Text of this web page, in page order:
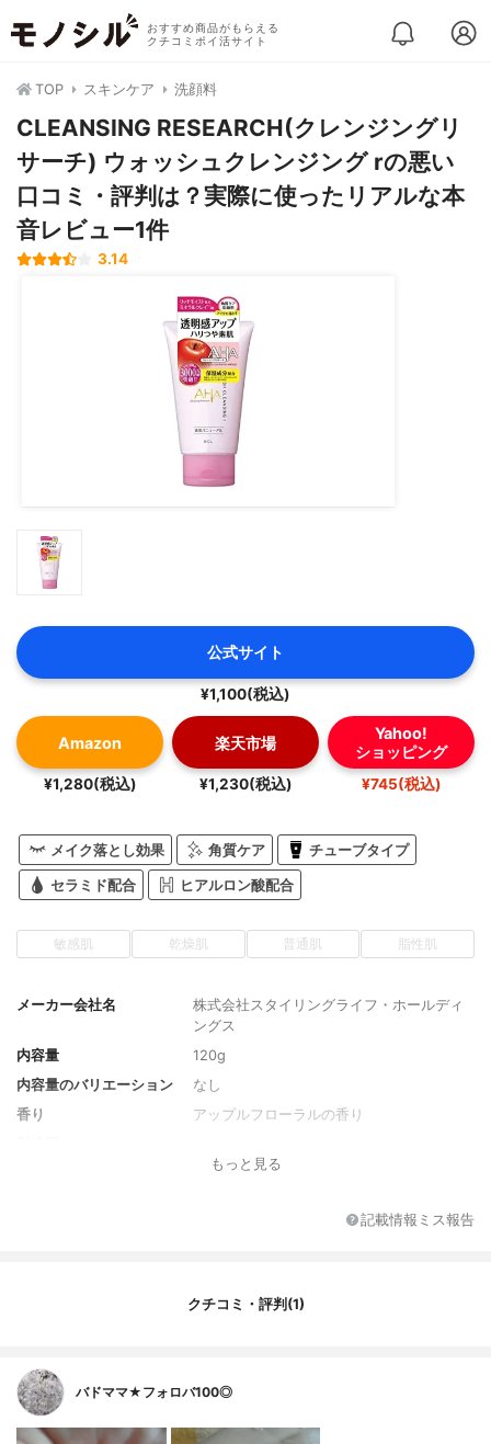
おすすめ商品がもらえる
クチコミポイ活サイト
TOP スキンケア 洗顔料
CLEANSING RESEARCH(クレンジングリ
サーチ) ウォッシュクレンジング rの悪い
口コミ・評判は？実際に使ったリアルな本
音レビュー1件
3.14
公式サイト
¥1,100(税込)
Amazon
¥1,280(税込)
楽天市場
¥1,230(税込)
Yahoo!
ショッピング
¥745(税込)
メイク落とし効果 角質ケア チューブタイプ
セラミド配合 ヒアルロン酸配合
敏感肌 乾燥肌 普通肌 脂性肌
メーカー会社名
株式会社スタイリングライフ・ホールディ
ングス
内容量
120g
内容量のバリエーション
なし
香り
アップルフローラルの香り
なし
ン酸、水酸化K、ラウリン酸、モロッコ溶岩
ツ発酵液、セラミド1、セラミド3、セラミ
ール、ポリクオタニウム-39、ラウリルベタ
酸、EDTA-4Na、エチルパラベン、メチル
もっと見る
記載情報ミス報告
クチコミ・評判(1)
バドママ★フォロバ100◎